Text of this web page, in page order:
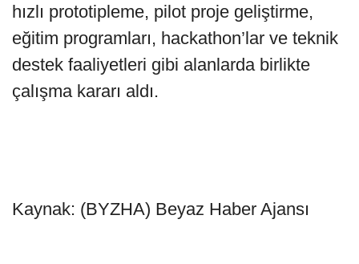
hızlı prototipleme, pilot proje geliştirme,
eğitim programları, hackathon’lar ve teknik
destek faaliyetleri gibi alanlarda birlikte
çalışma kararı aldı.
Kaynak: (BYZHA) Beyaz Haber Ajansı